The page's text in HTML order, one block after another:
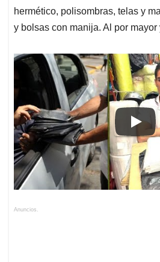
hermético, polisombras, telas y
y bolsas con manija. Al por mayor
Anuncios.